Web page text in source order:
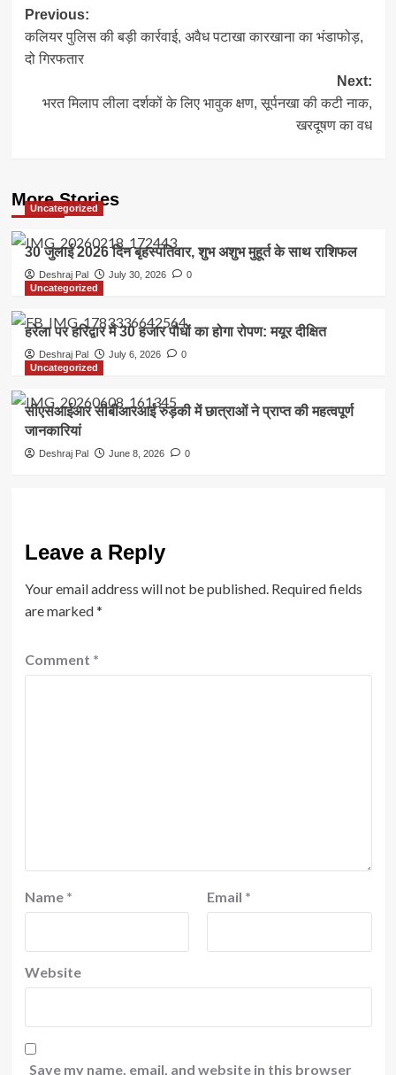
Post
navigation
Previous:
कलियर पुलिस की बड़ी कार्रवाई, अवैध पटाखा कारखाना का भंडाफोड़,
दो गिरफतार
Next:
भरत मिलाप लीला दर्शकों के लिए भावुक क्षण, सूर्पनखा की कटी नाक,
खरदूषण का वध
More Stories
Uncategorized
30 जुलाई 2026 दिन बृहस्पतिवार, शुभ अशुभ मुहूर्त के साथ राशिफल
Deshraj Pal July 30, 2026
0
Uncategorized
हरेला पर हरिद्वार में 30 हजार पौधों का होगा रोपण: मयूर दीक्षित
Deshraj Pal July 6, 2026
0
Uncategorized
सीएसआईआर सीबीआरआई रुड़की में छात्राओं ने प्राप्त की महत्वपूर्ण
जानकारियां
Deshraj Pal June 8, 2026 0
Leave a Reply
Your email address will not be published. Required fields
are marked*
Comment *
Name * Email *
Website
Save my name, email, and website in this browser